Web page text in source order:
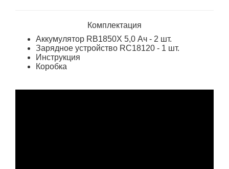
Комплектация
Аккумулятор RB1850X 5,0 Ач - 2 шт.
Зарядное устройство RC18120 - 1 шт.
Инструкция
Коробка